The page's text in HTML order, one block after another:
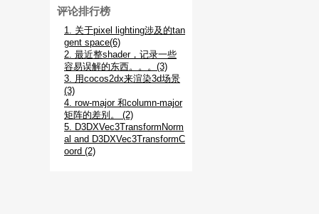
评论排行榜
1. 关于pixel lighting涉及的tan
gent space(6)
2. 最近整shader，记录一些
容易误解的东西。。。(3)
3. 用cocos2dx来渲染3d场景
(3)
4. row-major 和column-major
矩阵的差别。 (2)
5. D3DXVec3TransformNorm
al and D3DXVec3TransformC
oord (2)